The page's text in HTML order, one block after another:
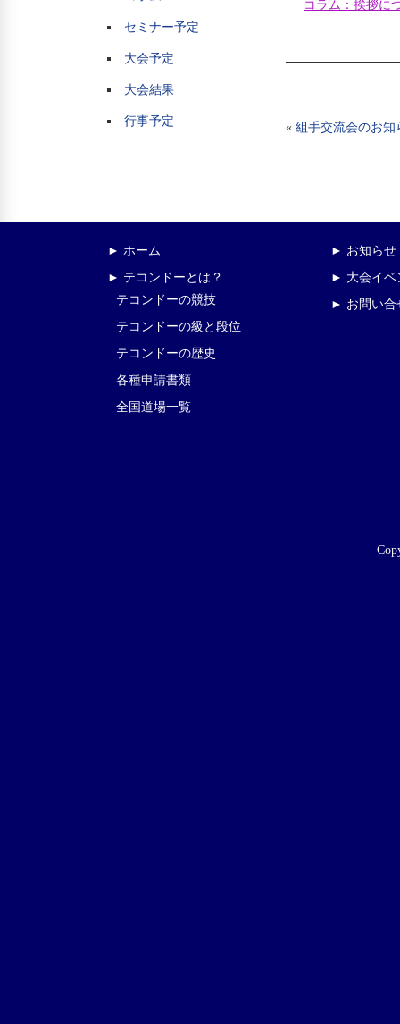
セミナー予定
大会予定
大会結果
行事予定
コラム：挨拶に
« 組手交流会のお知
► ホーム
► テコンドーとは？
テコンドーの競技
テコンドーの級と段位
テコンドーの歴史
各種申請書類
全国道場一覧
► お知らせ
► 大会イベ
► お問い合